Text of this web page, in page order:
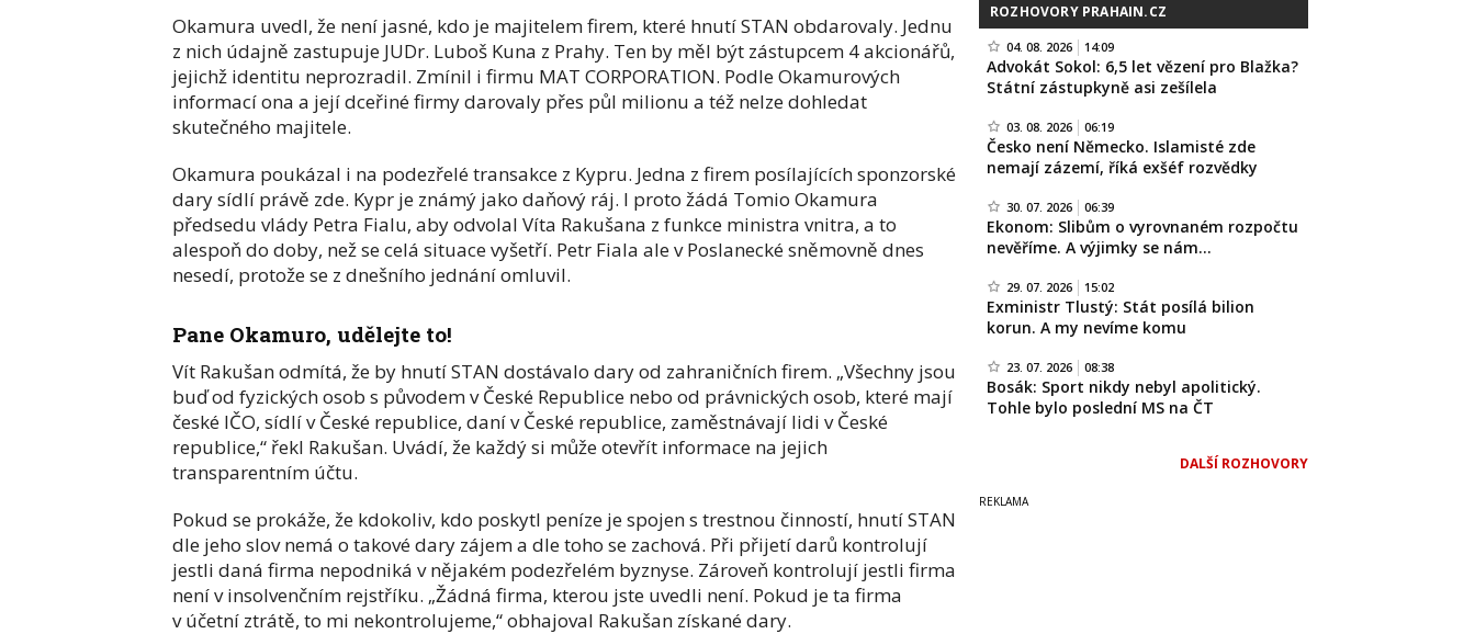
Okamura uvedl, že není jasné, kdo je majitelem firem, které hnutí STAN obdarovaly. Jednu
z nich údajně zastupuje JUDr. Luboš Kuna z Prahy. Ten by měl být zástupcem 4 akcionářů,
jejichž identitu neprozradil. Zmínil i firmu MAT CORPORATION. Podle Okamurových
informací ona a její dceřiné firmy darovaly přes půl milionu a též nelze dohledat
skutečného majitele.
Okamura poukázal i na podezřelé transakce z Kypru. Jedna z firem posílajících sponzorské
dary sídlí právě zde. Kypr je známý jako daňový ráj. I proto žádá Tomio Okamura
předsedu vlády Petra Fialu, aby odvolal Víta Rakušana z funkce ministra vnitra, a to
alespoň do doby, než se celá situace vyšetří. Petr Fiala ale v Poslanecké sněmovně dnes
nesedí, protože se z dnešního jednání omluvil.
Pane Okamuro, udělejte to!
Vít Rakušan odmítá, že by hnutí STAN dostávalo dary od zahraničních firem. „Všechny jsou
buď od fyzických osob s původem v České Republice nebo od právnických osob, které mají
české IČO, sídlí v České republice, daní v České republice, zaměstnávají lidi v České
republice,“ řekl Rakušan. Uvádí, že každý si může otevřít informace na jejich
transparentním účtu.
Pokud se prokáže, že kdokoliv, kdo poskytl peníze je spojen s trestnou činností, hnutí STAN
dle jeho slov nemá o takové dary zájem a dle toho se zachová. Při přijetí darů kontrolují
jestli daná firma nepodniká v nějakém podezřelém byznyse. Zároveň kontrolují jestli firma
není v insolvenčním rejstříku. „Žádná firma, kterou jste uvedli není. Pokud je ta firma
v účetní ztrátě, to mi nekontrolujeme,“ obhajoval Rakušan získané dary.
ROZHOVORY PRAHAIN.CZ
04. 08. 2026 14:09
Advokát Sokol: 6,5 let vězení pro Blažka?
Státní zástupkyně asi zešílela
03. 08. 2026 06:19
Česko není Německo. Islamisté zde
nemají zázemí, říká exšéf rozvědky
30. 07. 2026 06:39
Ekonom: Slibům o vyrovnaném rozpočtu
nevěříme. A výjimky se nám…
29. 07. 2026 15:02
Exministr Tlustý: Stát posílá bilion
korun. A my nevíme komu
23. 07. 2026 08:38
Bosák: Sport nikdy nebyl apolitický.
Tohle bylo poslední MS na ČT
DALŠÍ ROZHOVORY